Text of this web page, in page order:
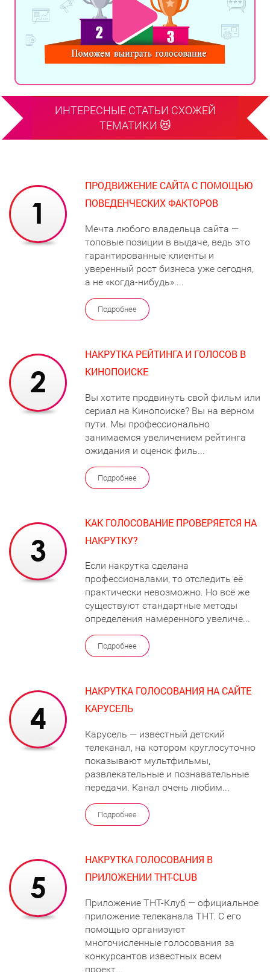
ИНТЕРЕСНЫЕ СТАТЬИ СХОЖЕЙ
ТЕМАТИКИ 😻
ПРОДВИЖЕНИЕ САЙТА С ПОМОЩЬЮ
ПОВЕДЕНЧЕСКИХ ФАКТОРОВ
Мечта любого владельца сайта —
топовые позиции в выдаче, ведь это
гарантированные клиенты и
уверенный рост бизнеса уже сегодня,
а не «когда-нибудь»....
Подробнее
НАКРУТКА РЕЙТИНГА И ГОЛОСОВ В
КИНОПОИСКЕ
Вы хотите продвинуть свой фильм или
сериал на Кинопоиске? Вы на верном
пути. Мы профессионально
занимаемся увеличением рейтинга
ожидания и оценок филь...
Подробнее
КАК ГОЛОСОВАНИЕ ПРОВЕРЯЕТСЯ НА
НАКРУТКУ?
Если накрутка сделана
профессионалами, то отследить её
практически невозможно. Но всё же
существуют стандартные методы
определения намеренного увеличе...
Подробнее
НАКРУТКА ГОЛОСОВАНИЯ НА САЙТЕ
КАРУСЕЛЬ
Карусель — известный детский
телеканал, на котором круглосуточно
показывают мультфильмы,
развлекательные и познавательные
передачи. Канал очень любим...
Подробнее
НАКРУТКА ГОЛОСОВАНИЯ В
ПРИЛОЖЕНИИ ТНТ-CLUB
Приложение ТНТ-Клуб — официальное
приложение телеканала ТНТ. С его
помощью организуют
многочисленные голосования за
конкурсантов известных всем
проект...